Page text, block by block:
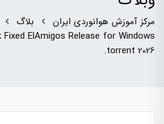
مرکز آموزش هوانوردی ایران بلاگ
Fixed ElAmigos Release for Windows
.torrent 2026